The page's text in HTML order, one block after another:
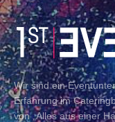
Wir sind ein
Erfahrung im
von „Alles aus einer